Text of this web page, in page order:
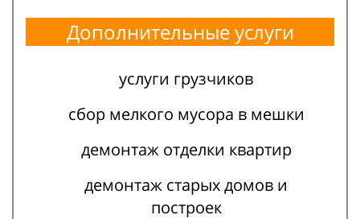
Дополнительные услуги
услуги грузчиков
сбор мелкого мусора в мешки
демонтаж отделки квартир
демонтаж старых домов и
построек